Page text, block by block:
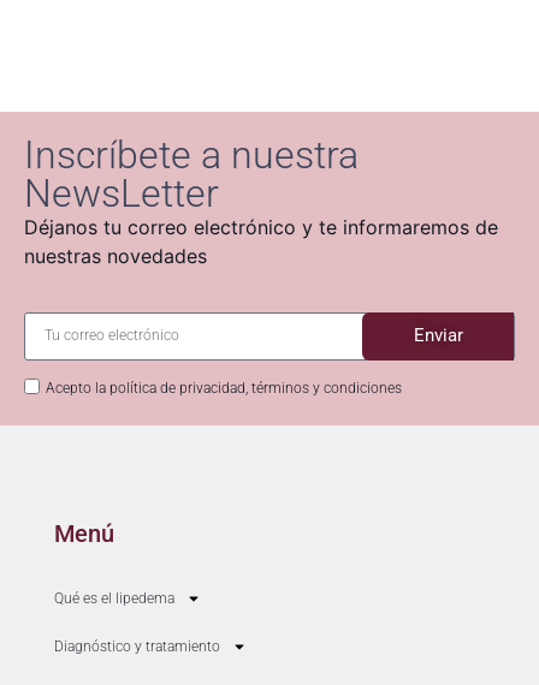
Inscríbete a nuestra
NewsLetter
Déjanos tu correo electrónico y te informaremos de
nuestras novedades
Acepto la política de privacidad, términos y condiciones
Enviar
Menú
Qué es el lipedema
Diagnóstico y tratamiento